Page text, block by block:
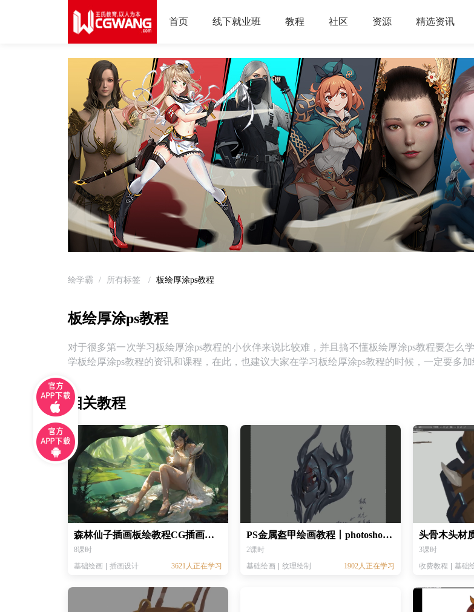
首页 线下就业班 教程 社区 资源 精选资讯
绘学霸 / 所有标签 / 板绘厚涂ps教程
板绘厚涂ps教程
对于很多第一次学习板绘厚涂ps教程的小伙伴来说比较难，并且搞不懂板绘厚涂ps教程要怎么
学板绘厚涂ps教程的资讯和课程，在此，也建议大家在学习板绘厚涂ps教程的时候，一定要多加
相关教程
森林仙子插画板绘教程CG插画教程丨电脑绘画教程丨板绘美宣插画教程
8课时
基础绘画
插画设计 3621人正在学习
PS金属盔甲绘画教程丨photoshop材质绘画基础教程
2课时
基础绘画
纹理绘制 1902人正在学习
3课时
收费教程
基础